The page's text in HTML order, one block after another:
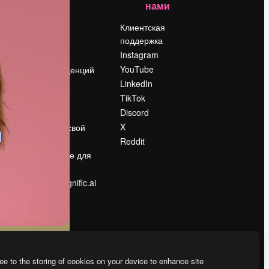
Поиск тенденций
Продайте свой
Помещение для
Ищете magnific.ai
нами
Клиентская
поддержка
Instagram
YouTube
LinkedIn
TikTok
Discord
X
Reddit
to the storing of cookies on your device to enhance site